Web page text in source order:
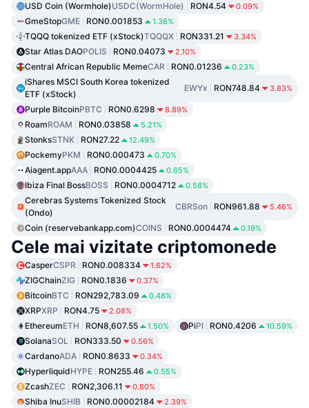
USD Coin (Wormhole)USDC(WormHole) RON4.54 0.09%
GmeStopGME RON0.001853 1.36%
TQQQ tokenized ETF (xStock)TQQQX RON331.21 3.34%
Star Atlas DAOPOLIS RON0.04073 2.10%
Central African Republic MemeCAR RON0.01236 0.23%
iShares MSCI South Korea tokenized
ETF (xStock)
EWYx RON748.84 3.83%
Purple BitcoinPBTC RON0.6298 8.89%
RoamROAM RON0.03858 5.21%
StonksSTNK RON27.22 12.49%
PockemyPKM RON0.000473 0.70%
Aiagent.appAAA RON0.0004425 0.65%
Ibiza Final BossBOSS RON0.0004712 0.58%
Cerebras Systems Tokenized Stock
(Ondo)
CBRSon RON961.88 5.46%
Coin (reservebankapp.com)COINS RON0.0004474 0.19%
Cele mai vizitate criptomonede
CasperCSPR RON0.008334 1.62%
ZIGChainZIG RON0.1836 0.37%
BitcoinBTC RON292,783.09 0.48%
XRPXRP RON4.75 2.08%
EthereumETH RON8,607.55 1.50% PiPI RON0.4206 10.59%
SolanaSOL RON333.50 0.56%
CardanoADA RON0.8633 0.34%
HyperliquidHYPE RON255.46 0.55%
ZcashZEC RON2,306.11 0.80%
Shiba InuSHIB RON0.00002184 2.39%